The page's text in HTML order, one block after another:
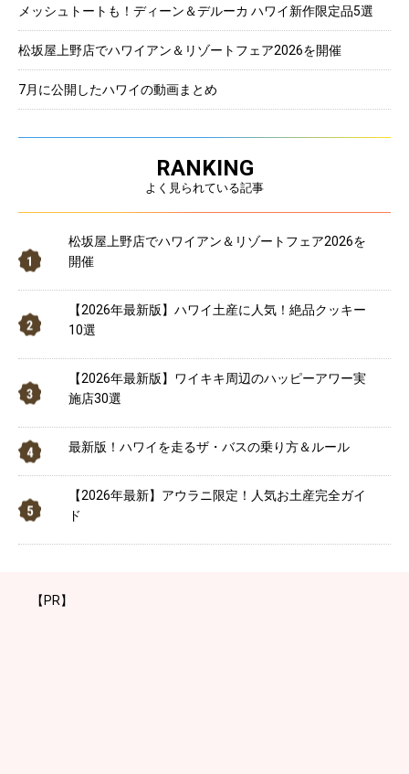
メッシュトートも！ディーン＆デルーカ ハワイ新作限定品5選
松坂屋上野店でハワイアン＆リゾートフェア2026を開催
7月に公開したハワイの動画まとめ
RANKING
よく見られている記事
松坂屋上野店でハワイアン＆リゾートフェア2026を
開催
【2026年最新版】ハワイ土産に人気！絶品クッキー
10選
【2026年最新版】ワイキキ周辺のハッピーアワー実
施店30選
最新版！ハワイを走るザ・バスの乗り方＆ルール
【2026年最新】アウラニ限定！人気お土産完全ガイ
ド
【PR】